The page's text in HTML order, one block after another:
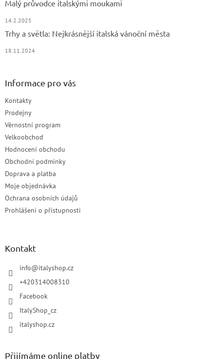
Malý průvodce italskými moukami
14.2.2025
Trhy a světla: Nejkrásnější italská vánoční města
18.11.2024
Informace pro vás
Kontakty
Prodejny
Věrnostní program
Velkoobchod
Hodnocení obchodu
Obchodní podmínky
Doprava a platba
Moje objednávka
Ochrana osobních údajů
Prohlášení o přístupnosti
Kontakt
info@italyshop.cz
+420314008310
Facebook
ItalyShop_cz
italyshop.cz
Přijímáme online platby